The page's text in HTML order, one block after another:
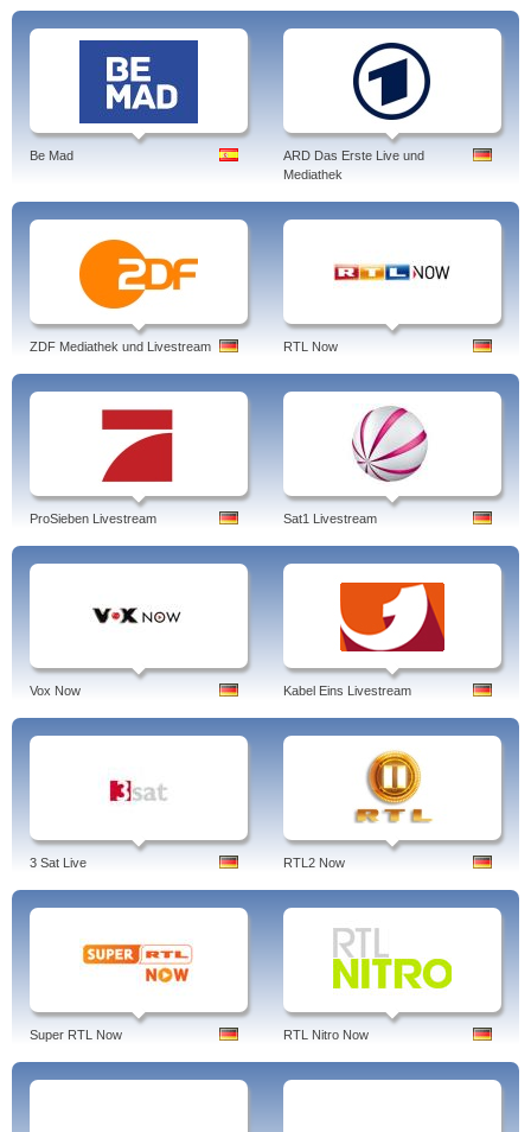
Be Mad
ARD Das Erste Live und
Mediathek
ZDF Mediathek und Livestream RTL Now
ProSieben Livestream Sat1 Livestream
Vox Now Kabel Eins Livestream
3 Sat Live RTL2 Now
Super RTL Now RTL Nitro Now